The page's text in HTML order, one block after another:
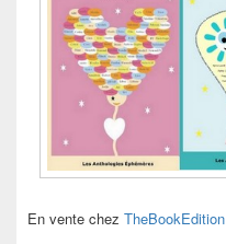
En vente chez TheBookEdition